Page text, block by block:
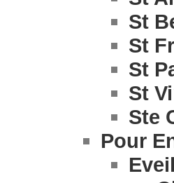
St
St
St
St
Ste
Pour